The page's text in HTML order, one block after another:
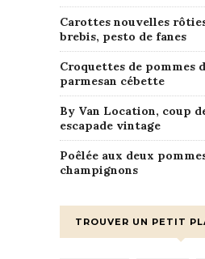
Carottes nouvelles
brebis, pesto de fanes
Croquettes de pommes
parmesan cébette
By Van Location, coup
escapade vintage
Poêlée aux deux
champignons
TROUVER UN PETIT